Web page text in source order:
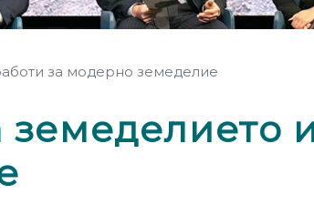
за модерно земеделие